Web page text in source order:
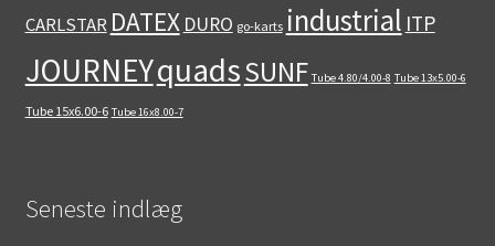
CARLSTAR DATEX DURO go-karts industrial ITP
JOURNEYquadsSUNF Tube 4.80/4.00-8 Tube 13x5.00-6
Tube 15x6.00-6 Tube 16x8.00-7
Seneste indlæg